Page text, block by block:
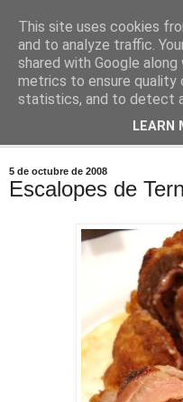
Comoju
La Cocina del Día a Día y
5 de octubre de 2008
Escalopes de
This site uses cookies
and to analyze traffic.
shared with Google
metrics to ensure quality
statistics, and to detect
LEARN